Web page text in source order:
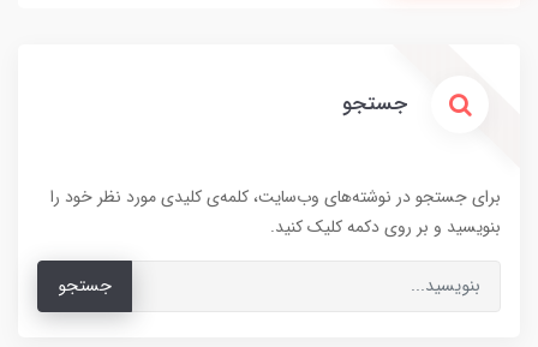
جستجو
برای جستجو در نوشته‌های وب‌سایت، کلمه‌ی کلیدی مورد نظر خود را
بنویسید و بر روی دکمه کلیک کنید.
جستجو